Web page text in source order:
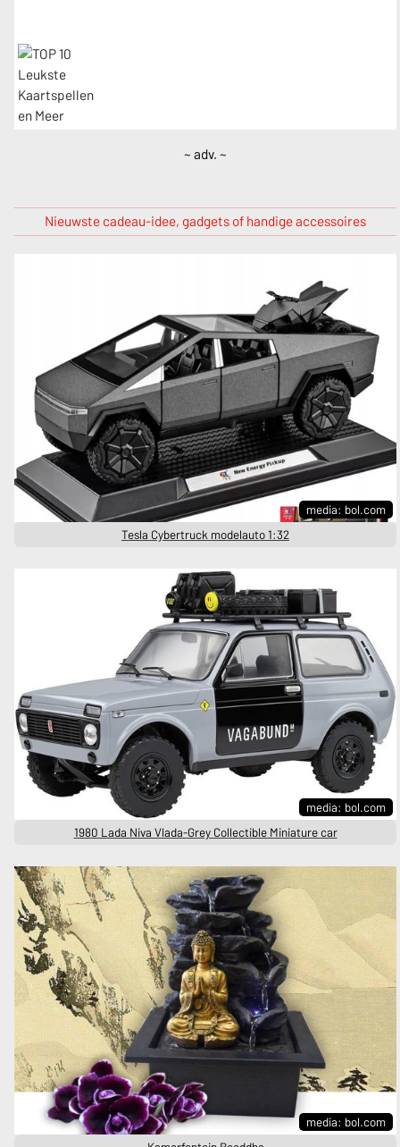
~ adv. ~
Nieuwste cadeau-idee, gadgets of handige accessoires
media: bol.com
Tesla Cybertruck modelauto 1:32
media: bol.com
1980 Lada Niva Vlada-Grey Collectible Miniature car
media: bol.com